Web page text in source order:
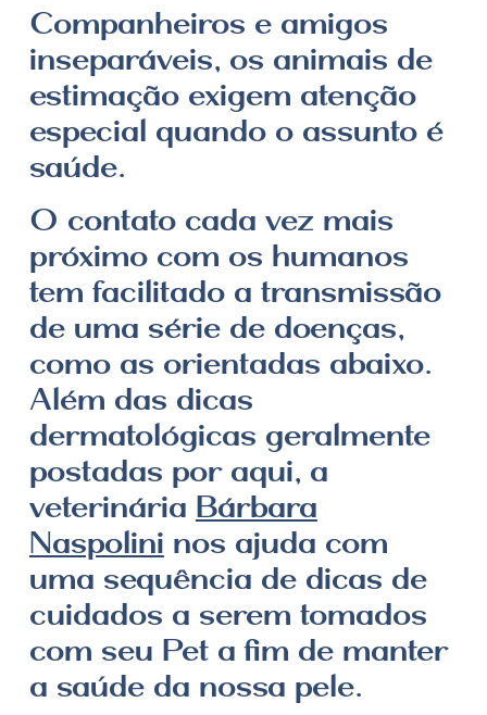
Companheiros e amigos
inseparáveis, os animais de
estimação exigem atenção
especial quando o assunto é
saúde.
O contato cada vez mais
próximo com os humanos
tem facilitado a transmissão
de uma série de doenças,
como as orientadas abaixo.
Além das dicas
dermatológicas geralmente
postadas por aqui, a
veterinária Bárbara
Naspolini nos ajuda com
uma sequência de dicas de
cuidados a serem tomados
com seu Pet a fim de manter
a saúde da nossa pele.